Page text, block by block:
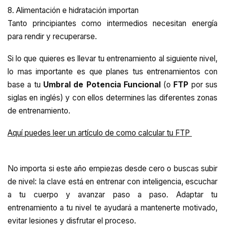
8. Alimentación e hidratación importan
Tanto principiantes como intermedios necesitan energía
para rendir y recuperarse.
Si lo que quieres es llevar tu entrenamiento al siguiente nivel,
lo mas importante es que planes tus entrenamientos con
base a tu Umbral de Potencia Funcional (o FTP por sus
siglas en inglés) y con ellos determines las diferentes zonas
de entrenamiento.
Aquí puedes leer un artículo de como calcular tu FTP
No importa si este año empiezas desde cero o buscas subir
de nivel: la clave está en entrenar con inteligencia, escuchar
a tu cuerpo y avanzar paso a paso. Adaptar tu
entrenamiento a tu nivel te ayudará a mantenerte motivado,
evitar lesiones y disfrutar el proceso.